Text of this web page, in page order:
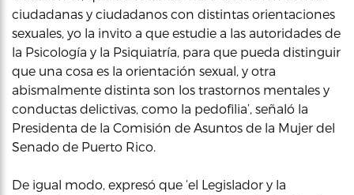
ciudadanas y ciudadanos con distintas orientaciones
sexuales, yo la invito a que estudie a las autoridades de
la Psicología y la Psiquiatría, para que pueda distinguir
que una cosa es la orientación sexual, y otra
abismalmente distinta son los trastornos mentales y
conductas delictivas, como la pedofilia’, señaló la
Presidenta de la Comisión de Asuntos de la Mujer del
Senado de Puerto Rico.
De igual modo, expresó que ‘el Legislador y la